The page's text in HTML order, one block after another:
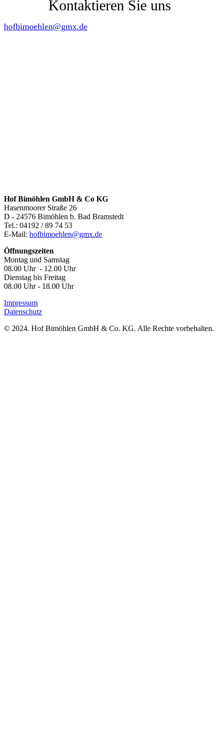
Kontaktieren Sie uns
hofbimoehlen@gmx.de
Hof Bimöhlen GmbH & Co KG
Hasenmoorer Straße 26
D - 24576 Bimöhlen b. Bad Bramstedt
Tel.: 04192 / 89 74 53
E-Mail: hofbimoehlen@gmx.de
Öffnungszeiten
Montag und Samstag
08.00 Uhr - 12.00 Uhr
Dienstag bis Freitag
08.00 Uhr - 18.00 Uhr
Impressum
Datenschutz
© 2024. Hof Bimöhlen GmbH & Co. KG. Alle Rechte vorbehalten.